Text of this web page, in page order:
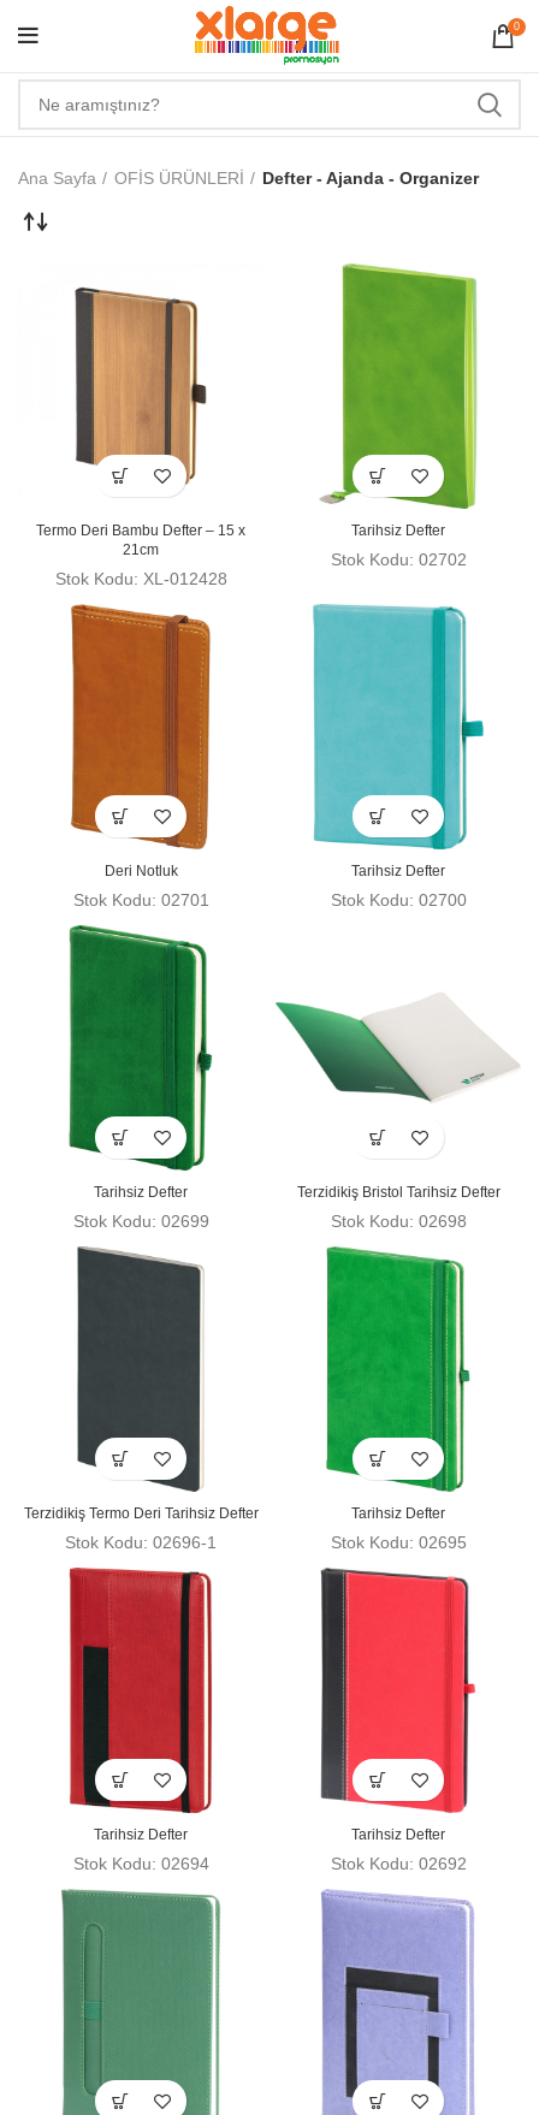
0
Ana Sayfa OFİS ÜRÜNLERİ Defter - Ajanda - Organizer
Termo Deri Bambu Defter – 15 x
21cm
Stok Kodu: XL-012428
Tarihsiz Defter
Stok Kodu: 02702
Deri Notluk
Stok Kodu: 02701
Tarihsiz Defter
Stok Kodu: 02700
Tarihsiz Defter
Stok Kodu: 02699
Terzidikiş Bristol Tarihsiz Defter
Stok Kodu: 02698
Terzidikiş Termo Deri Tarihsiz Defter
Stok Kodu: 02696-1
Tarihsiz Defter
Stok Kodu: 02695
Tarihsiz Defter
Stok Kodu: 02694
Tarihsiz Defter
Stok Kodu: 02692